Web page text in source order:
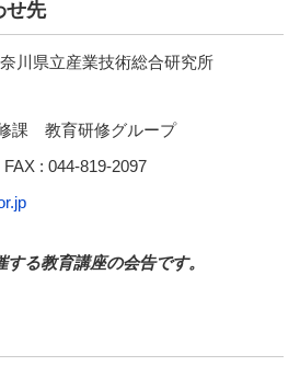
せ先
川県立産業技術総合研究所
課 教育研修グループ
: 044-819-2097
する教育講座の会告です。